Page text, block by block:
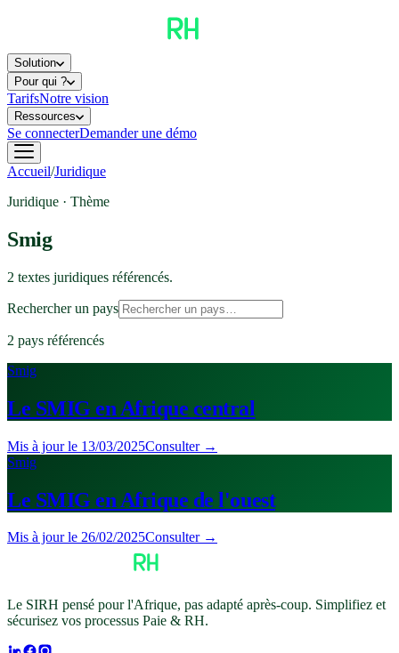
Solution
Pour qui ?
TarifsNotre vision
Ressources
Se connecterDemander une démo
Accueil/Juridique
Juridique · Thème
Smig
2 textes juridiques référencés.
Rechercher un pays
2 pays référencés
Smig
Le SMIG en Afrique central
Mis à jour le 13/03/2025Consulter →
Smig
Le SMIG en Afrique de l'ouest
Mis à jour le 26/02/2025Consulter →
Le SIRH pensé pour l'Afrique, pas adapté après-coup. Simplifiez et
sécurisez vos processus Paie & RH.